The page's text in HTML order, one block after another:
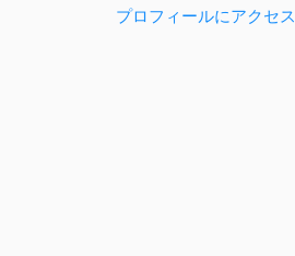
プロフィールにアクセス